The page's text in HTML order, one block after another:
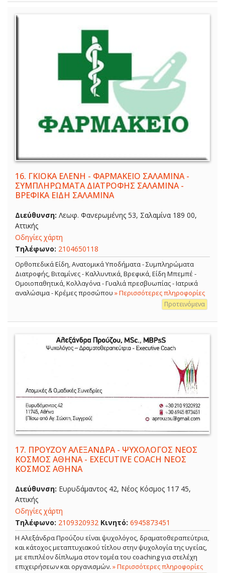
16. ΓΚΙΟΚΑ ΕΛΕΝΗ - ΦΑΡΜΑΚΕΙΟ ΣΑΛΑΜΙΝΑ -
ΣΥΜΠΛΗΡΩΜΑΤΑ ΔΙΑΤΡΟΦΗΣ ΣΑΛΑΜΙΝΑ -
ΒΡΕΦΙΚΑ ΕΙΔΗ ΣΑΛΑΜΙΝΑ
Διεύθυνση: Λεωφ. Φανερωμένης 53, Σαλαμίνα 189 00,
Αττικής
Οδηγίες χάρτη
Τηλέφωνο: 2104650118
Ορθοπεδικά Είδη, Ανατομικά Υποδήματα - Συμπληρώματα
Διατροφής, Βιταμίνες - Καλλυντικά, Βρεφικά, Είδη Μπεμπέ -
Ομοιοπαθητικά, Κολλαγόνα - Γυαλιά πρεσβυωπίας - Ιατρικά
αναλώσιμα - Κρέμες προσώπου » Περισσότερες πληροφορίες
Προτεινόμενα
17. ΠΡΟΥΖΟΥ ΑΛΕΞΑΝΔΡΑ - ΨΥΧΟΛΟΓΟΣ ΝΕΟΣ
ΚΟΣΜΟΣ ΑΘΗΝΑ - EXECUTIVE COACH ΝΕΟΣ
ΚΟΣΜΟΣ ΑΘΗΝΑ
Διεύθυνση: Ευρυδάμαντος 42, Νέος Κόσμος 117 45,
Αττικής
Οδηγίες χάρτη
Τηλέφωνο: 2109320932 Κινητό: 6945873451
Η Αλεξάνδρα Προύζου είναι ψυχολόγος, δραματοθεραπεύτρια,
και κάτοχος μεταπτυχιακού τίτλου στην ψυχολογία της υγείας,
με επιπλέον δίπλωμα στον τομέα του coaching για στελέχη
επιχειρήσεων και οργανισμών. » Περισσότερες πληροφορίες